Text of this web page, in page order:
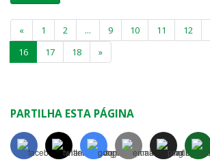
« 1 2 ... 9 10 11 12
16
17 18 »
PARTILHA ESTA PÁGINA